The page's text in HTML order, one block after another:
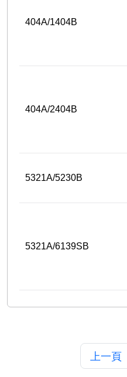
404A/1404B
404A/2404B
5321A/5230B
5321A/6139SB
上一頁